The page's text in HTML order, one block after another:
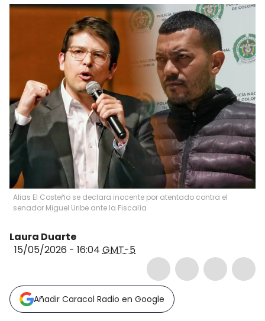
Alias El Costeño se declara inocente por atentado contra el
senador Miguel Uribe ante la Fiscalía
Laura Duarte
15/05/2026 - 16:04 GMT-5
Añadir Caracol Radio en Google